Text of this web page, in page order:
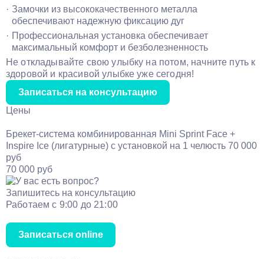
Замочки из высококачественного металла
обеспечивают надежную фиксацию дуг
Профессиональная установка обеспечивает
максимальный комфорт и безболезненность
Не откладывайте свою улыбку на потом, начните путь к
здоровой и красивой улыбке уже сегодня!
Записаться на консультацию
Цены
Брекет-система комбинированная Mini Sprint Face +
Inspire Ice (лигатурные) с установкой на 1 челюсть 70 000
руб
70 000 руб
Запишитесь на консультацию
Работаем с 9:00 до 21:00
Записаться online